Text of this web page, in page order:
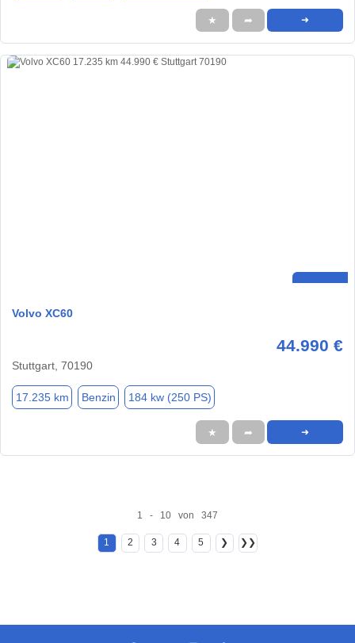
★ ➦ ➜
Volvo XC60
44.990 €
Stuttgart, 70190
17.235 km Benzin 184 kw (250 PS)
★ ➦ ➜
1 - 10 von 347
1 2 3 4 5 ❯ ❯❯